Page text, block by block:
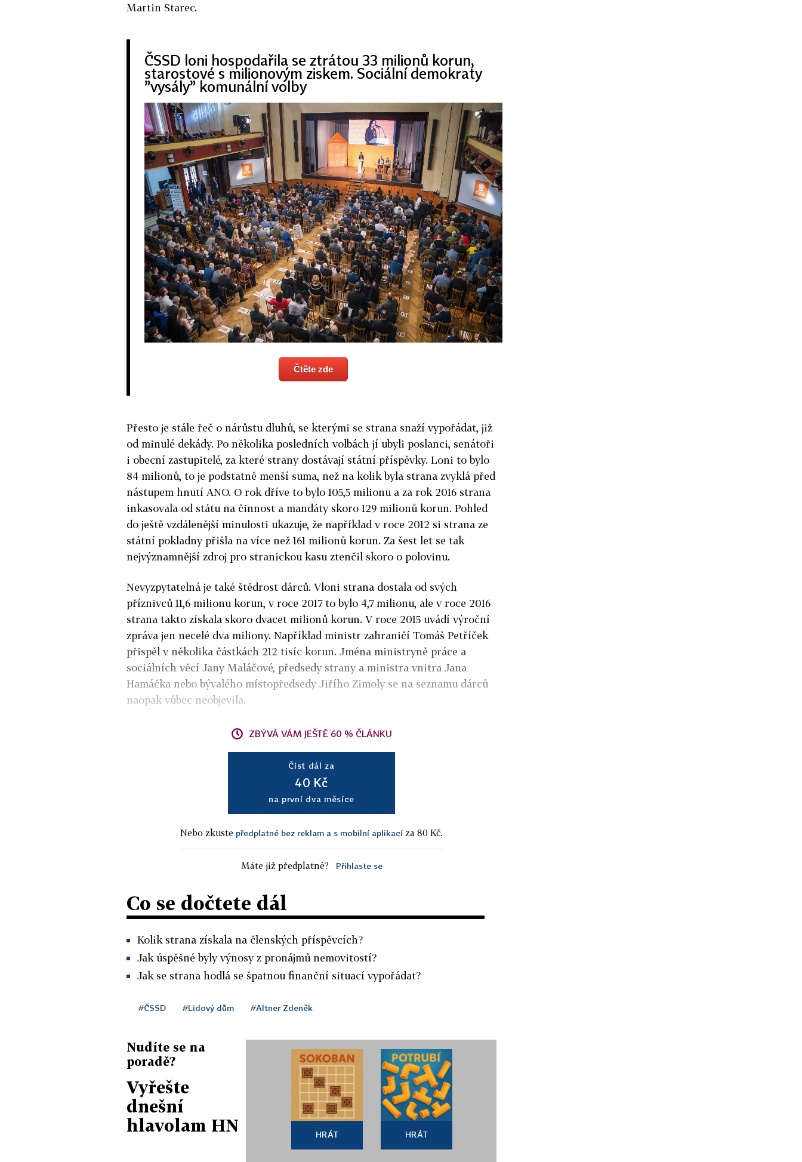
Martin Starec.
ČSSD loni hospodařila se ztrátou 33 milionů korun,
starostové s milionovým ziskem. Sociální demokraty
”vysály” komunální volby
Čtěte zde
Přesto je stále řeč o nárůstu dluhů, se kterými se strana snaží vypořádat, již
od minulé dekády. Po několika posledních volbách jí ubyli poslanci, senátoři
i obecní zastupitelé, za které strany dostávají státní příspěvky. Loni to bylo
84 milionů, to je podstatně menší suma, než na kolik byla strana zvyklá před
nástupem hnutí ANO. O rok dříve to bylo 105,5 milionu a za rok 2016 strana
inkasovala od státu na činnost a mandáty skoro 129 milionů korun. Pohled
do ještě vzdálenější minulosti ukazuje, že například v roce 2012 si strana ze
státní pokladny přišla na více než 161 milionů korun. Za šest let se tak
nejvýznamnější zdroj pro stranickou kasu ztenčil skoro o polovinu.
Nevyzpytatelná je také štědrost dárců. Vloni strana dostala od svých
příznivců 11,6 milionu korun, v roce 2017 to bylo 4,7 milionu, ale v roce 2016
strana takto získala skoro dvacet milionů korun. V roce 2015 uvádí výroční
zpráva jen necelé dva miliony. Například ministr zahraničí Tomáš Petříček
přispěl v několika částkách 212 tisíc korun. Jména ministryně práce a
sociálních věcí Jany Maláčové, předsedy strany a ministra vnitra Jana
Hamáčka nebo bývalého místopředsedy Jiřího Zimoly se na seznamu dárců
naopak vůbec neobjevila.
ZBÝVÁ VÁM JEŠTĚ 60 % ČLÁNKU
Číst dál za
40 Kč
na první dva měsíce
Nebo zkuste předplatné bez reklam a s mobilní aplikací za 80 Kč.
Máte již předplatné? Přihlaste se
Co se dočtete dál
Kolik strana získala na členských příspěvcích?
Jak úspěšné byly výnosy z pronájmů nemovitostí?
Jak se strana hodlá se špatnou finanční situací vypořádat?
#ČSSD #Lidový dům #Altner Zdeněk
Nudíte se na
poradě?
Vyřešte
dnešní
hlavolam HN
HRÁT HRÁT